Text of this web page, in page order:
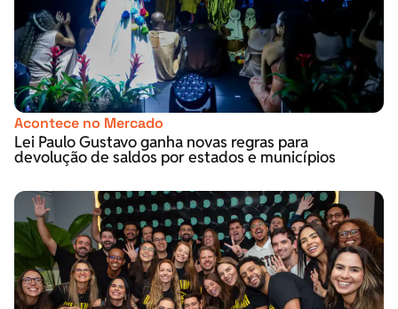
Acontece no Mercado
Lei Paulo Gustavo ganha novas regras para
devolução de saldos por estados e municípios